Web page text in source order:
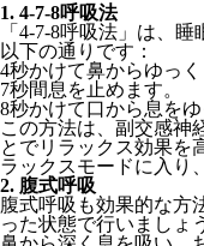
1. 4-7-8呼吸法
「4-7-8呼吸法」は、
以下の通りです：
4秒かけて鼻からゆっく
7秒間息を止めます。
8秒かけて口から息をゆ
この方法は、副交感神
とでリラックス効果を
ラックスモードに入り
2. 腹式呼吸
腹式呼吸も効果的な方
った状態で行いましょ